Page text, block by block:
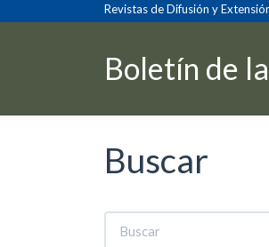
Navegación
principal
Revistas de Difusión y
Boletín de
Buscar
Buscar
artículos